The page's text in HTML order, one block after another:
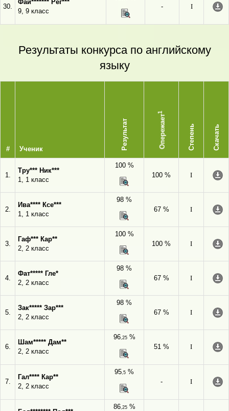
30.
Фай******* Рег***
9, 9 класс
-
I
Результаты конкурса по английскому
языку
# Ученик Результат Опережает
1
Степень Скачать
1.
Тру*** Ник***
1, 1 класс
100 %
100 %
I
2.
Ива**** Ксе***
1, 1 класс
98 %
67 %
I
3.
Гаф*** Кар**
2, 2 класс
100 %
100 %
I
4.
Фат***** Гле*
2, 2 класс
98 %
67 %
I
5.
Зак***** Зар***
2, 2 класс
98 %
67 %
I
6.
Шам***** Дам**
2, 2 класс
96,25%
51 %
I
7.
Гал**** Кар**
2, 2 класс
95,5 %
-
I
86,25%